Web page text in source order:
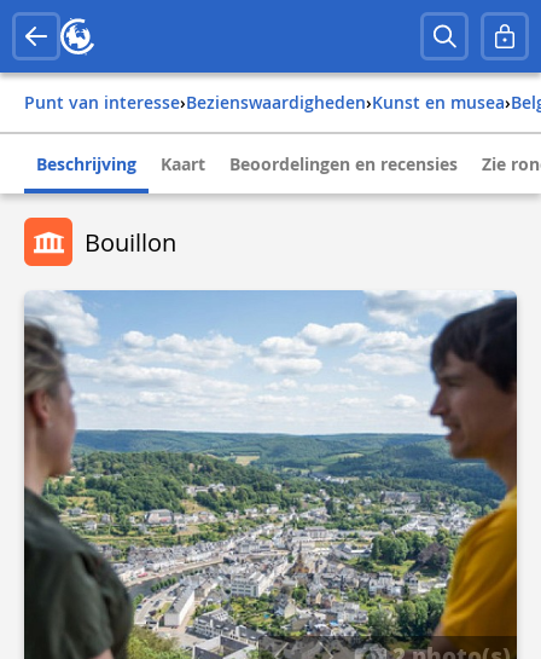
Punt van interesse› Bezienswaardigheden› Kunst en musea›
Beschrijving Kaart Beoordelingen en recensies Zie
Bouillon